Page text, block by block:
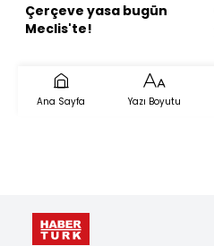
Çerçeve yasa bugün
Meclis'te!
Ana Sayfa Yazı Boyutu